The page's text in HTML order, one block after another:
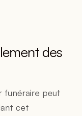
des
funéraire peut
cet